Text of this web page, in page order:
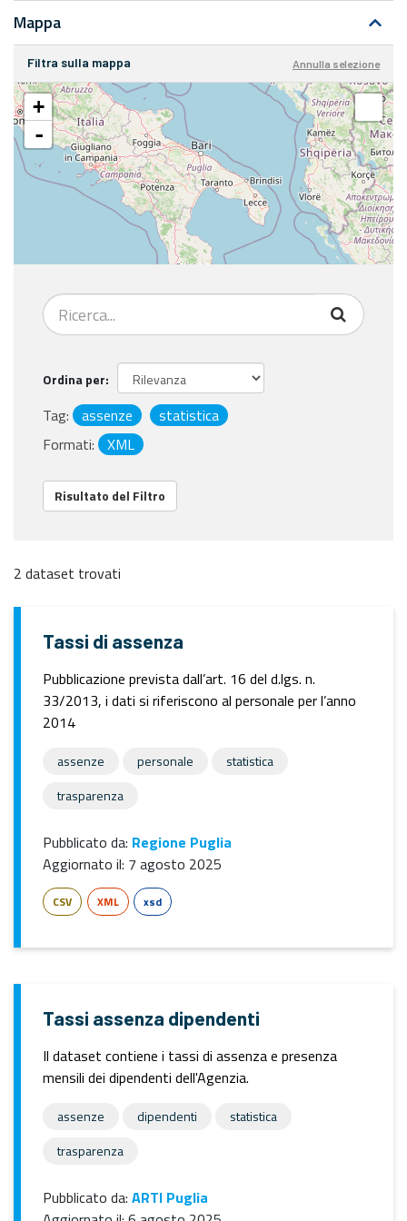
Mappa
Filtra sulla mappa Annulla selezione
+
-
Ordina per
Tag: assenze
statistica
Formati:
XML
Risultato del Filtro
2 dataset trovati
Tassi di assenza
Pubblicazione prevista dall’art. 16 del d.lgs. n.
33/2013, i dati si riferiscono al personale per l’anno
2014
assenze personale
statistica
trasparenza
Pubblicato da: Regione Puglia
Aggiornato il: 7 agosto 2025
CSV XML xsd
Tassi assenza dipendenti
Il dataset contiene i tassi di assenza e presenza
mensili dei dipendenti dell'Agenzia.
assenze dipendenti
statistica
trasparenza
Pubblicato da: ARTI Puglia